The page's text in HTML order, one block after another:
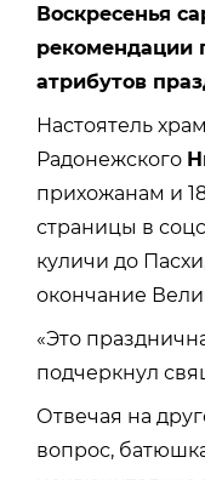
Воскресенья
рекомендации
атрибутов
Настоятель
Радонежского
прихожанам и
страницы в
куличи до
окончание
«Это
подчеркнул
Отвечая на
вопрос,